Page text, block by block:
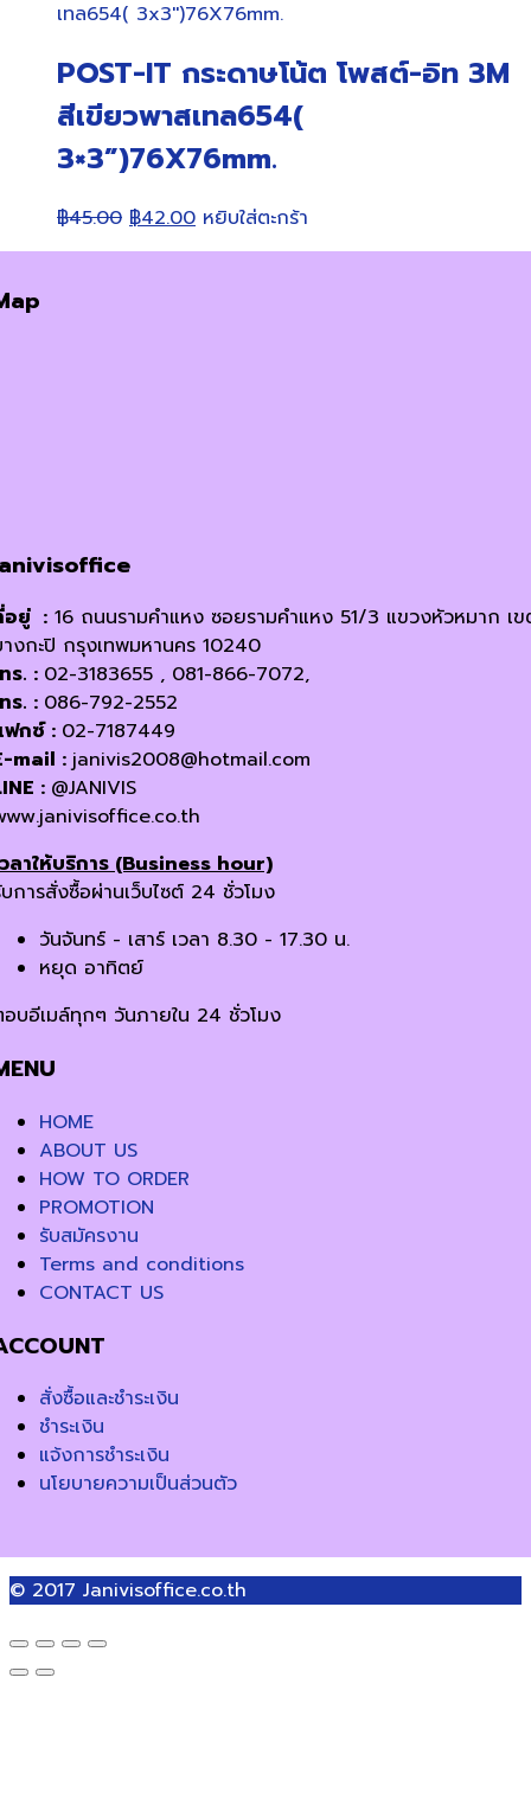
POST-IT กระดาษโน้ต โพสต์-อิท 3M
สีเขียวพาสเทล654(
3×3”)76X76mm.
฿45.00 Original
price
฿42.00Current
price
หยิบใส่ตะกร้า
อยู่ : 16 ถนนรามคำแหง ซอยรามคำแหง 51/3 แขวงหัวหมาก เ
งกะปิ กรุงเทพมหานคร 10240
ร. : 02-3183655 , 081-866-7072,
ร. : 086-792-2552
กซ์ : 02-7187449
mail : janivis2008@hotmail.com
: @JANIVIS
ลาให้บริการ (Business hour)
การสั่งซื้อผ่านเว็บไซต์ 24 ชั่วโมง
วันจันทร์ - เสาร์ เวลา 8.30 - 17.30 น.
หยุด อาทิตย์
บอีเมล์ทุกๆ วันภายใน 24 ชั่วโมง
HOME
ABOUT US
HOW TO ORDER
PROMOTION
รับสมัครงาน
Terms and conditions
CONTACT US
สั่งซื้อและชำระเงิน
ชำระเงิน
แจ้งการชำระเงิน
นโยบายความเป็นส่วนตัว
© 2017 Janivisoffice.co.th